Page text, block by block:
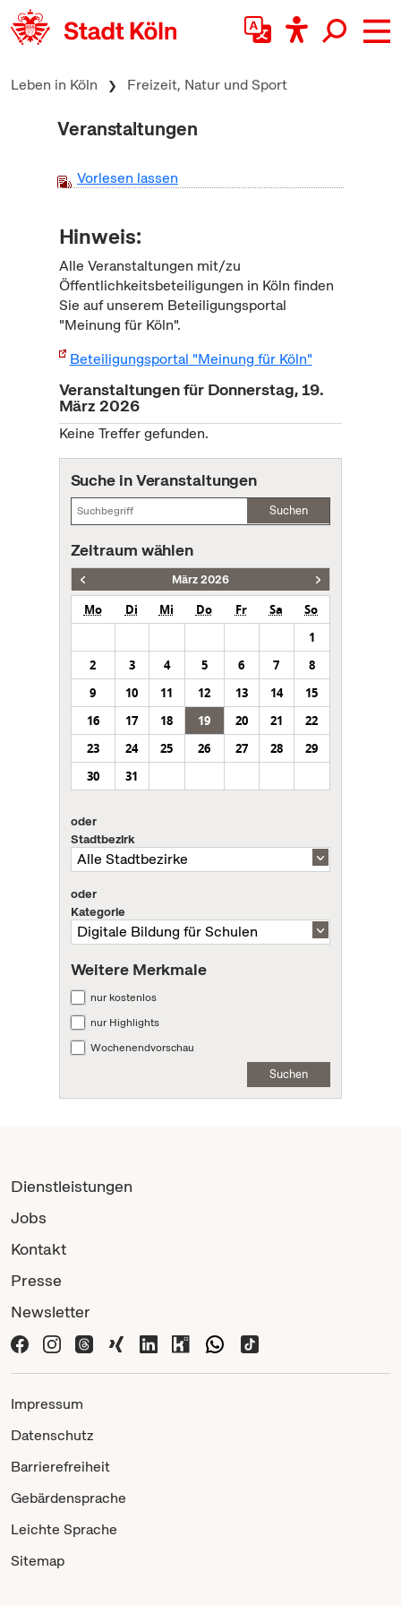
zum Inhalt springen
Leben in Köln Freizeit, Natur und Sport
Veranstaltungen
Vorlesen lassen
Hinweis:
Alle Veranstaltungen mit/zu
Öffentlichkeitsbeteiligungen in Köln finden
Sie auf unserem Beteiligungsportal
"Meinung für Köln".
Beteiligungsportal "Meinung für Köln"
Veranstaltungen für Donnerstag, 19.
März 2026
Keine Treffer gefunden.
Suche in Veranstaltungen
Suchen
Zeitraum wählen
März 2026
Mo Di Mi Do Fr Sa
So
1
2
3 4 5 6 7
8
9
10 11 12 13 14
15
16
17 18 19 20 21
22
23
24 25 26 27 28
29
30
31
oder
Stadtbezirk
oder
Kategorie
Weitere Merkmale
nur kostenlos
nur Highlights
Wochenendvorschau
Suchen
Dienstleistungen
Jobs
Kontakt
Presse
Newsletter
Impressum
Datenschutz
Barrierefreiheit
Gebärdensprache
Leichte Sprache
Sitemap